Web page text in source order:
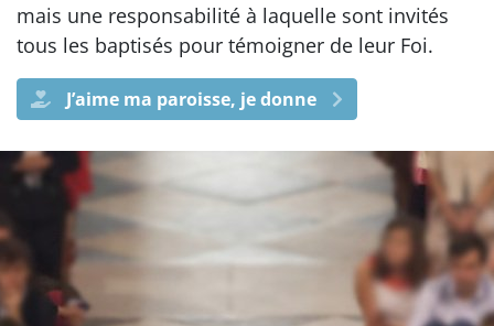
mais une responsabilité à laquelle sont invités
tous les baptisés pour témoigner de leur Foi.
J’aime ma paroisse, je donne